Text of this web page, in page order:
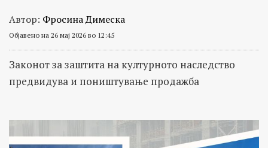
Автор: Фросина Димеска
Објавено на 26 мај 2026 во 12:45
Законот за заштита на културното наследство
предвидува и поништување продажба